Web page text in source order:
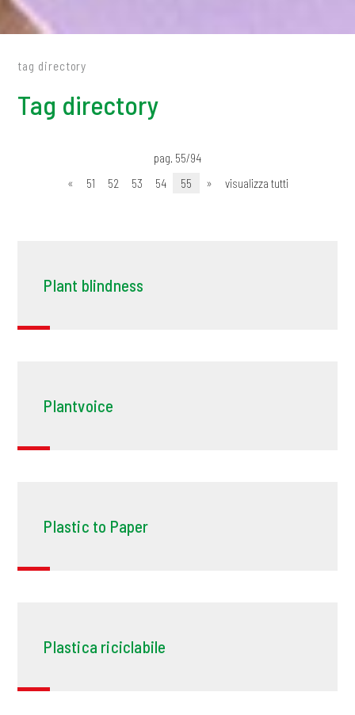
tag directory
Tag directory
pag. 55/94
«
51 52 53 54 55 » visualizza tutti
Plant blindness
Plantvoice
Plastic to Paper
Plastica riciclabile